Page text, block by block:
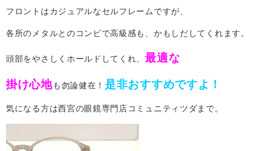
フロントはカジュアルなセルフレームですが、
各所のメタルとのコンビで高級感も、かもしだしてくれます。
頭部をやさしくホールドしてくれ、最適な
掛け心地も勿論健在！ 是非おすすめですよ！
気になる方は西宮の眼鏡専門店コミュニティツダまで。